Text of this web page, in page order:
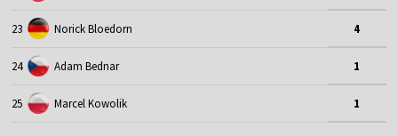
23 Norick Bloedorn 4
24 Adam Bednar 1
25 Marcel Kowolik 1